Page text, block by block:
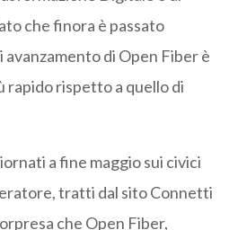
che finora è passato
di Open Fiber è
rapido rispetto a quello di
a fine maggio sui civici
tratti dal sito Connetti
che Open Fiber,